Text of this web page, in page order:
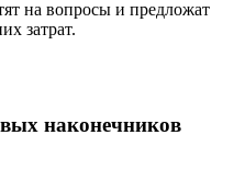
на вопросы и предложат
затрат.
наконечников